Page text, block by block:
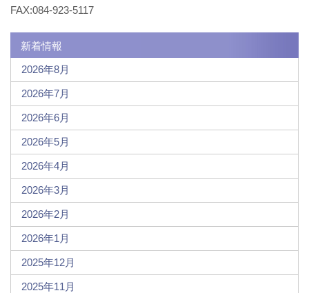
FAX:084-923-5117
新着情報
2026年8月
2026年7月
2026年6月
2026年5月
2026年4月
2026年3月
2026年2月
2026年1月
2025年12月
2025年11月